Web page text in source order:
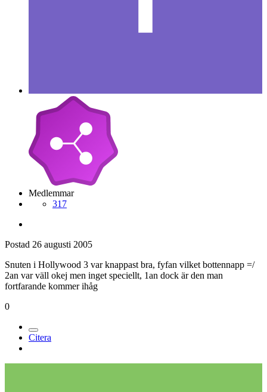
Medlemmar
317
Postad 26 augusti 2005
Snuten i Hollywood 3 var knappast bra, fyfan vilket bottennapp =/
2an var väll okej men inget speciellt, 1an dock är den man
fortfarande kommer ihåg
0
Citera